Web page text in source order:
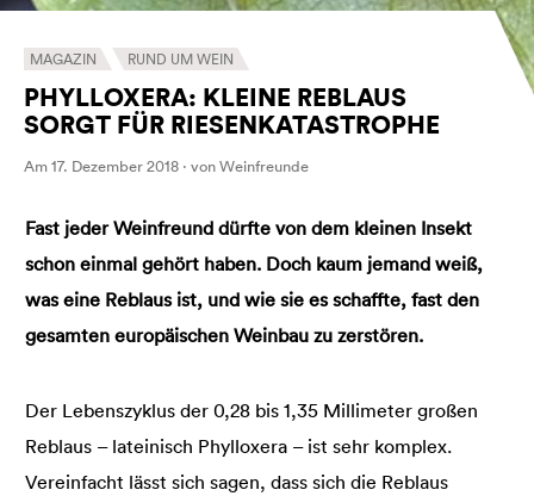
MAGAZIN RUND UM WEIN
PHYLLOXERA: KLEINE REBLAUS
SORGT FÜR RIESENKATASTROPHE
Am 17. Dezember 2018 · von Weinfreunde
Fast jeder Weinfreund dürfte von dem kleinen Insekt
schon einmal gehört haben. Doch kaum jemand weiß,
was eine Reblaus ist, und wie sie es schaffte, fast den
gesamten europäischen Weinbau zu zerstören.
Der Lebenszyklus der 0,28 bis 1,35 Millimeter großen
Reblaus – lateinisch Phylloxera – ist sehr komplex.
Vereinfacht lässt sich sagen, dass sich die Reblaus